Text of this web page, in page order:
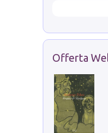
Offerta